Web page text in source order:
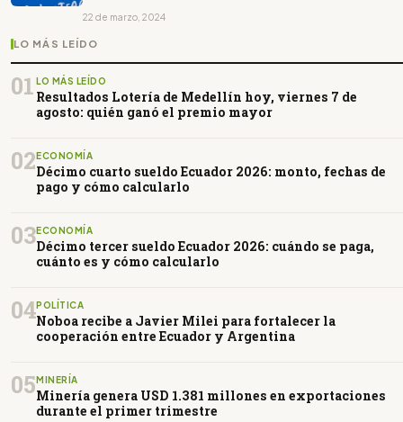
22 de marzo, 2024
LO MÁS LEÍDO
01 LO MÁS LEÍDO
Resultados Lotería de Medellín hoy, viernes 7 de
agosto: quién ganó el premio mayor
02 ECONOMÍA
Décimo cuarto sueldo Ecuador 2026: monto, fechas de
pago y cómo calcularlo
03ECONOMÍA
Décimo tercer sueldo Ecuador 2026: cuándo se paga,
cuánto es y cómo calcularlo
04POLÍTICA
Noboa recibe a Javier Milei para fortalecer la
cooperación entre Ecuador y Argentina
05 MINERÍA
Minería genera USD 1.381 millones en exportaciones
durante el primer trimestre